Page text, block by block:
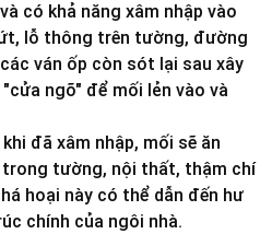
có khả năng xâm nhập vào
lỗ thông trên tường, đường
ván ốp còn sót lại sau xây
ngõ" để mối lẻn vào và
đã xâm nhập, mối sẽ ăn
trong tường, nội thất, thậm chí
hoại này có thể dẫn đến hư
chính của ngôi nhà.